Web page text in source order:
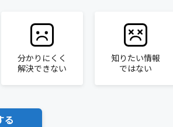
分かりにくく
解決できない
知りたい情報
ではない